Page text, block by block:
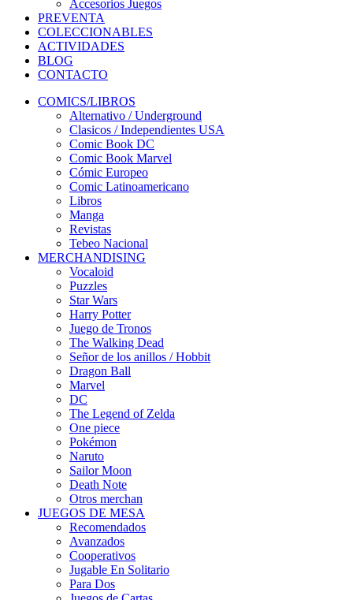
Accesorios Juegos
PREVENTA
COLECCIONABLES
ACTIVIDADES
BLOG
CONTACTO
COMICS/LIBROS
Alternativo / Underground
Clasicos / Independientes USA
Comic Book DC
Comic Book Marvel
Cómic Europeo
Comic Latinoamericano
Libros
Manga
Revistas
Tebeo Nacional
MERCHANDISING
Vocaloid
Puzzles
Star Wars
Harry Potter
Juego de Tronos
The Walking Dead
Señor de los anillos / Hobbit
Dragon Ball
Marvel
DC
The Legend of Zelda
One piece
Pokémon
Naruto
Sailor Moon
Death Note
Otros merchan
JUEGOS DE MESA
Recomendados
Avanzados
Cooperativos
Jugable En Solitario
Para Dos